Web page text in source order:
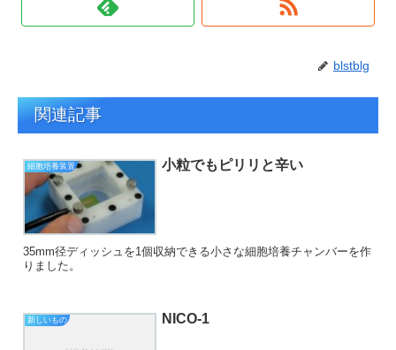
blstblg
関連記事
細胞培養装置 小粒でもピリリと辛い
35mm径ディッシュを1個収納できる小さな細胞培養チャンバーを作
りました。
新しいもの NICO-1